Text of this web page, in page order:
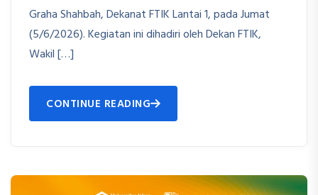
Graha Shahbah, Dekanat FTIK Lantai 1, pada Jumat
(5/6/2026). Kegiatan ini dihadiri oleh Dekan FTIK,
Wakil […]
CONTINUE READING